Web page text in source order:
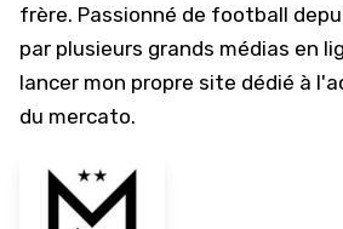
frère. Passionné de football
par plusieurs grands médias en
lancer mon propre site dédié à
du mercato.